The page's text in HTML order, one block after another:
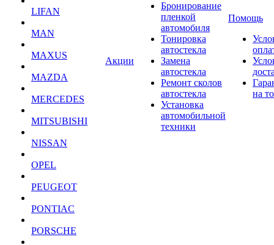
LIFAN
MAN
MAXUS
MAZDA
MERCEDES
MITSUBISHI
NISSAN
OPEL
PEUGEOT
PONTIAC
PORSCHE
Акции
Бронирование
пленкой
автомобиля
Тонировка
автостекла
Замена
автостекла
Ремонт сколов
автостекла
Установка
автомобильной
техники
Помощь
на